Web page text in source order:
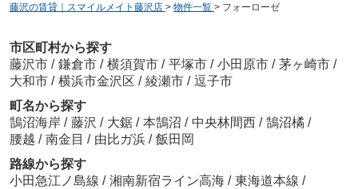
藤沢の賃貸｜スマイルメイト藤沢店 > 物件一覧 > フォーローゼ
市区町村から探す
藤沢市 / 鎌倉市 / 横須賀市 / 平塚市 / 小田原市 / 茅ヶ崎市 /
大和市 / 横浜市金沢区 / 綾瀬市 / 逗子市
町名から探す
鵠沼海岸 / 藤沢 / 大鋸 / 本鵠沼 / 中央林間西 / 鵠沼橘 /
腰越 / 南金目 / 由比ガ浜 / 飯田岡
路線から探す
小田急江ノ島線 / 湘南新宿ライン高海 / 東海道本線 /